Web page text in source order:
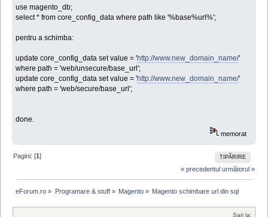
use magento_db;
select * from core_config_data where path like '%base%url%';
pentru a schimba:
update core_config_data set value = 'http://www.new_domain_name/'
where path = 'web/unsecure/base_url';
update core_config_data set value = 'http://www.new_domain_name/'
where path = 'web/secure/base_url';
done.
memorat
TIPĂRIRE
Pagini: [1]
« precedentul următorul »
eForum.ro » Programare & stuff» Magento» Magento schimbare url din sql
Sari la: